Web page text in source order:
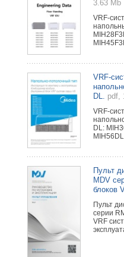
3.63 Mb
VRF-
VRF-
DL.
pdf,
VRF-
DL:
Пульт
MDV
блоков
Пульт
серии
VRF